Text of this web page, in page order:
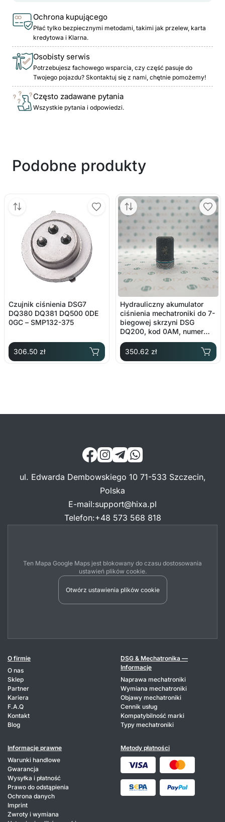
Ochrona kupującego
Płać tylko bezpiecznymi metodami, takimi jak przelew, karta
kredytowa i Klarna.
Osobisty serwis
Potrzebujesz fachowego wsparcia, czy część pasuje do
Twojego pojazdu? Skontaktuj się z nami, chętnie pomożemy!
Często zadawane pytania
Wszystkie pytania i odpowiedzi.
Podobne produkty
Czujnik ciśnienia DSG7
DQ380 DQ381 DQ500 0DE
0GC – SMP132-375
306.50 zł
Hydrauliczny akumulator
ciśnienia mechatroniki do 7-
biegowej skrzyni DSG
DQ200, kod 0AM, numer
oryginalny 0AM325587F
350.62 zł
ul. Edwarda Dembowskiego 10 71-533 Szczecin,
Polska
E-mail:support@hixa.pl
Telefon:+48 573 568 818
Ten Mapa Google Maps jest blokowany do czasu dostosowania
ustawień plików cookie.
Otwórz ustawienia plików cookie
O firmie
O nas
Sklep
Partner
Kariera
F.A.Q
Kontakt
Blog
DSG & Mechatronika —
Informacje
Naprawa mechatroniki
Wymiana mechatroniki
Objawy mechatroniki
Cennik usług
Kompatybilność marki
Typy mechatroniki
Informacje prawne
Warunki handlowe
Gwarancja
Wysyłka i płatność
Prawo do odstąpienia
Ochrona danych
Imprint
Zwroty i wymiana
Metody płatności